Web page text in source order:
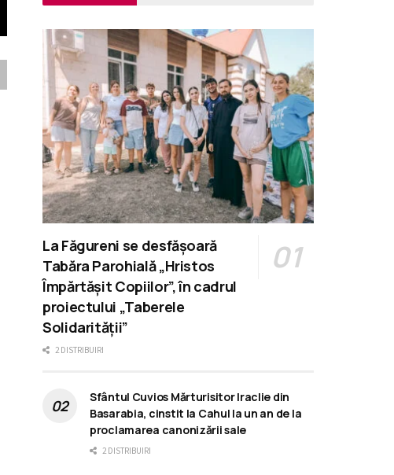
La Făgureni se desfășoară
Tabăra Parohială „Hristos
Împărtășit Copiilor”, în cadrul
proiectului „Taberele
Solidarității”
2 DISTRIBUIRI
Sfântul Cuvios Mărturisitor Iraclie din
Basarabia, cinstit la Cahul la un an de la
proclamarea canonizării sale
2 DISTRIBUIRI